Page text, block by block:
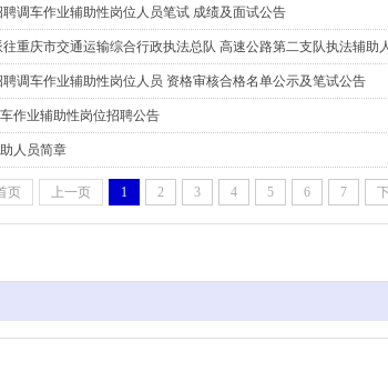
调车作业辅助性岗位人员笔试 成绩及面试公告
重庆市交通运输综合行政执法总队 高速公路第二支队执法辅助
调车作业辅助性岗位人员 资格审核合格名单公示及笔试公告
作业辅助性岗位招聘公告
人员简章
页 上一页 1 2 3 4 5 6 7